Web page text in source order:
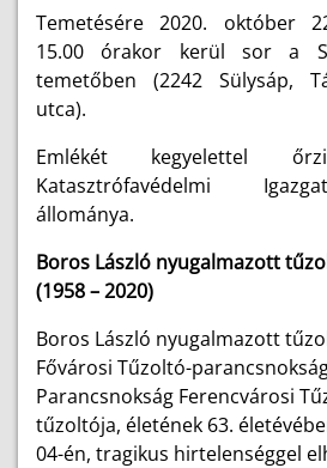
Temetésére 2020. október
15.00 órakor kerül sor a
temetőben (2242 Sülysáp,
utca).
Emlékét kegyelettel
Katasztrófavédelmi
állománya.
Boros László nyugalmazott
(1958 – 2020)
Boros László nyugalmazott
Fővárosi Tűzoltó-
Parancsnokság Ferencvárosi
tűzoltója, életének 63.
04-én, tragikus hirtelenséggel